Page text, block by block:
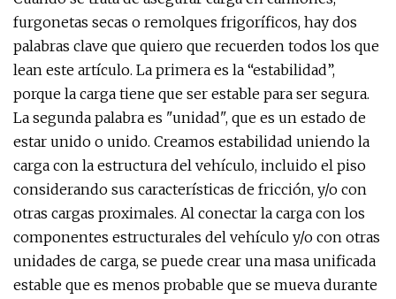
furgonetas secas o remolques frigoríficos, hay dos
palabras clave que quiero que recuerden todos los que
lean este artículo. La primera es la “estabilidad”,
porque la carga tiene que ser estable para ser segura.
La segunda palabra es "unidad", que es un estado de
estar unido o unido. Creamos estabilidad uniendo la
carga con la estructura del vehículo, incluido el piso
considerando sus características de fricción, y/o con
otras cargas proximales. Al conectar la carga con los
componentes estructurales del vehículo y/o con otras
unidades de carga, se puede crear una masa unificada
estable que es menos probable que se mueva durante